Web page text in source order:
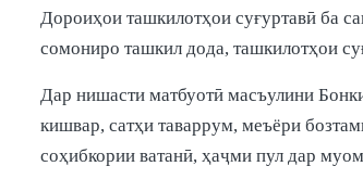
Дороиҳои ташкилотҳои суғуртавӣ ба
сомониро ташкил дода, ташкилотҳои
Дар нишасти матбуотӣ масъулини
кишвар, сатҳи таваррум, меъёри
соҳибкории ватанӣ, ҳаҷми пул дар